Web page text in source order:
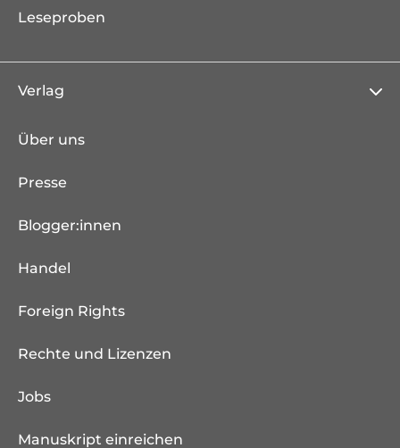
Leseproben
Verlag
Über uns
Presse
Blogger:innen
Handel
Foreign Rights
Rechte und Lizenzen
Jobs
Manuskript einreichen